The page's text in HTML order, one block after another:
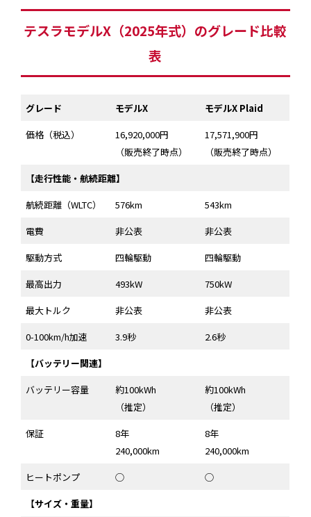
テスラモデルX（2025年式）のグレード比較
表
グレード モデルX
モデルX Plaid
価格（税込）
16,920,000円
（販売終了時点）
17,571,900円
（販売終了時点）
【走行性能・航続距離】
航続距離（WLTC）
576km
543km
電費
非公表
非公表
駆動方式
四輪駆動
四輪駆動
最高出力
493kW
750kW
最大トルク
非公表
非公表
0-100km/h加速
3.9秒
2.6秒
【バッテリー関連】
バッテリー容量
約100kWh
（推定）
約100kWh
（推定）
保証
8年
240,000km
8年
240,000km
ヒートポンプ
◯
◯
【サイズ・重量】